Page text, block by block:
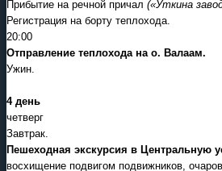
Прибытие на речной причал («Уткина
Регистрация на борту теплохода.
20:00
Отправление теплохода на о. Валаам.
Ужин.
4 день
четверг
Завтрак.
Пешеходная экскурсия в Центральную
восхищение подвигом подвижников,